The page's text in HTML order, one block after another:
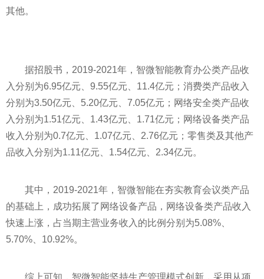
其他。
据招股书，2019-2021年，智微智能教育办公类产品收
入分别为6.95亿元、9.55亿元、11.4亿元；消费类产品收入
分别为3.50亿元、5.20亿元、7.05亿元；网络安全类产品收
入分别为1.51亿元、1.43亿元、1.71亿元；网络设备类产品
收入分别为0.7亿元、1.07亿元、2.76亿元；零售类及其他产
品收入分别为1.11亿元、1.54亿元、2.34亿元。
其中，2019-2021年，智微智能在夯实教育会议类产品
的基础上，成功拓展了网络设备产品，网络设备类产品收入
快速上涨，占当期主营业务收入的比例分别为5.08%、
5.70%、10.92%。
综上可知，智微智能坚持生产管理模式创新，采用从项